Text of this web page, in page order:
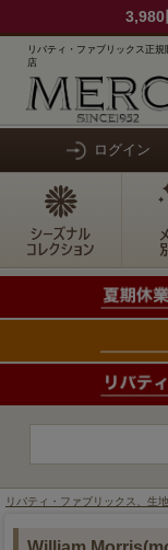
3,980
リバティ・ファブリックス正規
店
ログイン
リバティ・ファブリックス、生